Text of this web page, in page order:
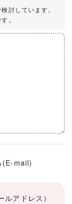
討しています。
。
(E-mail)
アドレス）